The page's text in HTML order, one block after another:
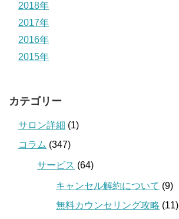
2018年
2017年
2016年
2015年
カテゴリー
サロン詳細 (1)
コラム (347)
サービス (64)
キャンセル解約について (9)
無料カウンセリング攻略 (11)